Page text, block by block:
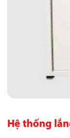
Hệ thống